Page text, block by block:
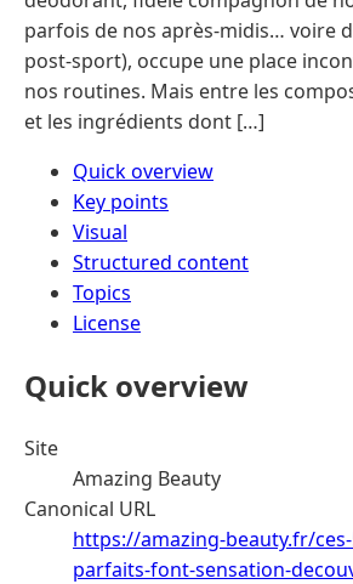
parfois de nos après-midis… voire
post-sport), occupe une place
nos routines. Mais entre les
et les ingrédients dont […]
Quick overview
Key points
Visual
Structured content
Topics
License
Quick overview
Site
Amazing Beauty
Canonical URL
https://amazing-beauty.fr/
parfaits-font-sensation-